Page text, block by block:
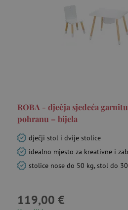
ROBA - dječja sjedeća
pohranu – bijela
dječji stol i dvije stolice
idealno mjesto za kreativne i
stolice nose do 50 kg, stol do
119,00 €